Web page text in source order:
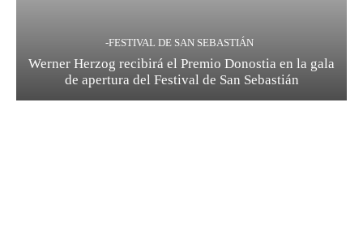
-FESTIVAL DE SAN SEBASTIÁN
Werner Herzog recibirá el Premio Donostia en la gala
de apertura del Festival de San Sebastián